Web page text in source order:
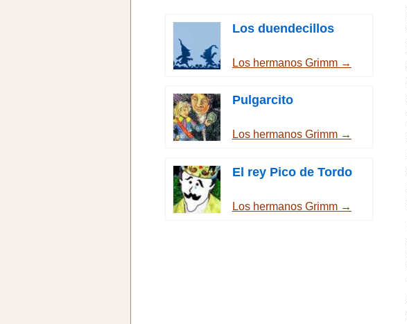
Los duendecillos
Los hermanos Grimm →
Pulgarcito
Los hermanos Grimm →
El rey Pico de Tordo
Los hermanos Grimm →